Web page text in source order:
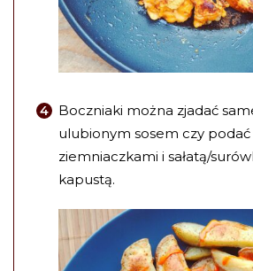
Boczniaki można zjadać
ulubionym sosem czy podać
ziemniaczkami i sałatą/
kapustą.